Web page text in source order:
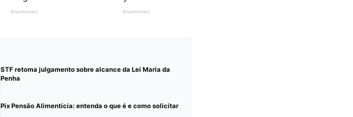
STF retoma julgamento sobre alcance da Lei Maria da
Penha
Pix Pensão Alimentícia: entenda o que é e como solicitar